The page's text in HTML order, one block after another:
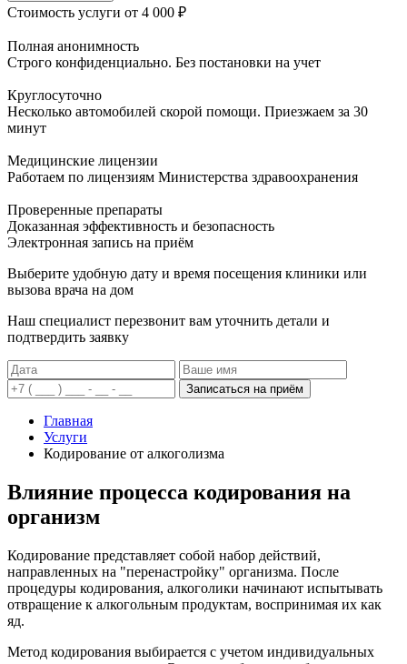
Стоимость услуги от 4 000 ₽
Полная анонимность
Строго конфиденциально. Без постановки на учет
Круглосуточно
Несколько автомобилей скорой помощи. Приезжаем за 30
минут
Медицинские лицензии
Работаем по лицензиям Министерства здравоохранения
Проверенные препараты
Доказанная эффективность и безопасность
Электронная запись на приём
Выберите удобную дату и время посещения клиники или
вызова врача на дом
Наш специалист перезвонит вам уточнить детали и
подтвердить заявку
Записаться на приём
Главная
Услуги
Кодирование от алкоголизма
Влияние процесса кодирования на
организм
Кодирование представляет собой набор действий,
направленных на "перенастройку" организма. После
процедуры кодирования, алкоголики начинают испытывать
отвращение к алкогольным продуктам, воспринимая их как
яд.
Метод кодирования выбирается с учетом индивидуальных